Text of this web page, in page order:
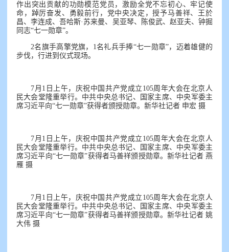
作出突出贡献的功勋模范党员，激励全党不忘初心、牢记使
命，踔厉奋发、勇毅前行，党中央决定，授予马善祥、王於
昌、李连成、吾哈斯·苏来曼、吴亚琴、陈俊武、赵亚夫、钟掘
同志“七一勋章”。
2名旗手高擎党旗，1名礼兵手捧“七一勋章”，迈着雄健的
步伐，行进到仪式现场。
7月1日上午，庆祝中国共产党成立105周年大会在北京人
民大会堂隆重举行。中共中央总书记、国家主席、中央军委主
席习近平向“七一勋章”获得者颁授勋章。新华社记者 申宏 摄
7月1日上午，庆祝中国共产党成立105周年大会在北京人
民大会堂隆重举行。中共中央总书记、国家主席、中央军委主
席习近平向“七一勋章”获得者马善祥颁授勋章。新华社记者 燕
雁 摄
7月1日上午，庆祝中国共产党成立105周年大会在北京人
民大会堂隆重举行。中共中央总书记、国家主席、中央军委主
席习近平向“七一勋章”获得者马善祥颁授勋章。新华社记者 姚
大伟 摄